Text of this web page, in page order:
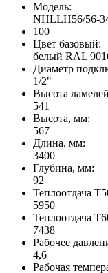
Модель:
NHLLH56/56-
100
Цвет базовый:
белый RAL
Диаметр
1/2"
Высота
541
Высота, мм:
567
Длина, мм:
3400
Глубина, мм:
92
Теплоотдача
5950
Теплоотдача
7438
Рабочее
4,6
Рабочая